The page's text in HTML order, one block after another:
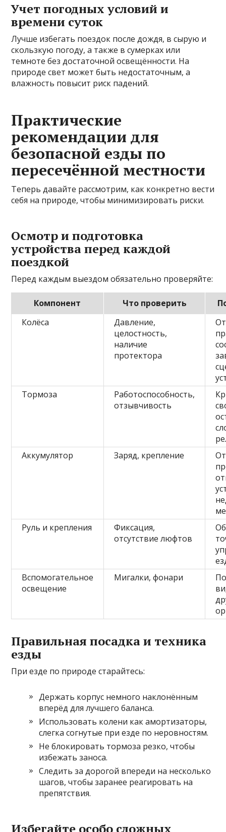
Учет погодных условий и
времени суток
Лучше избегать поездок после дождя, в сырую и
скользкую погоду, а также в сумерках или
темноте без достаточной освещённости. На
природе свет может быть недостаточным, а
влажность повысит риск падений.
Практические
рекомендации для
безопасной езды по
пересечённой местности
Теперь давайте рассмотрим, как конкретно вести
себя на природе, чтобы минимизировать риски.
Осмотр и подготовка
устройства перед каждой
поездкой
Перед каждым выездом обязательно проверяйте:
Компонент Что проверить
Колёса
Давление,
целостность,
наличие
протектора
От
Тормоза
Работоспособность,
отзывчивость
Аккумулятор
Заряд, крепление
От
Руль и крепления
Фиксация,
отсутствие люфтов
Вспомогательное
освещение
Мигалки, фонари
Правильная посадка и техника
езды
При езде по природе старайтесь:
Держать корпус немного наклонённым
вперёд для лучшего баланса.
Использовать колени как амортизаторы,
слегка согнутые при езде по неровностям.
Не блокировать тормоза резко, чтобы
избежать заноса.
Следить за дорогой впереди на несколько
шагов, чтобы заранее реагировать на
препятствия.
Избегайте особо сложных